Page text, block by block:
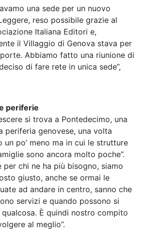
una sede per un nuovo
reso possibile grazie al
Italiana Editori e,
il Villaggio di Genova stava per
Abbiamo fatto una riunione di
di fare rete in unica sede”,
periferie
si trova a Pontedecimo, una
periferia genovese, una volta
un po’ meno ma in cui le strutture
sono ancora molto poche”.
per chi ne ha più bisogno, siamo
giusto, anche se ormai le
ad andare in centro, sanno che
servizi e quando possono si
È quindi nostro compito
al meglio”.